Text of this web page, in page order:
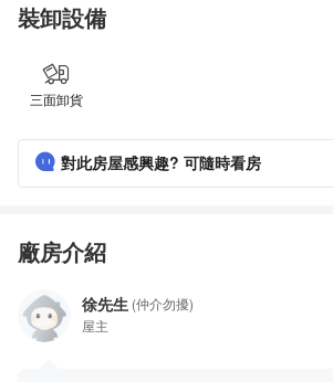
交易涉及哪些費用？
裝卸設備
三面卸貨
對此房屋感興趣? 可隨時看房
廠房介紹
徐先生 (仲介勿擾)
屋主